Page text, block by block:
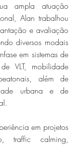
ampla atuação
Alan trabalhou
e avaliação
diversos modais
em sistemas de
VLT, mobilidade
além de
urbana e de
em projetos
traffic calming,